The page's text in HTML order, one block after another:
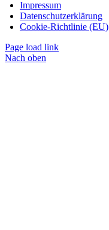
Impressum
Datenschutzerklärung
Cookie-Richtlinie (EU)
Page load link
Nach oben